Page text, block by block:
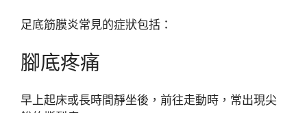
足底筋膜炎常見的症狀包括：
腳底疼痛
早上起床或長時間靜坐後，前往走動時，常出現尖